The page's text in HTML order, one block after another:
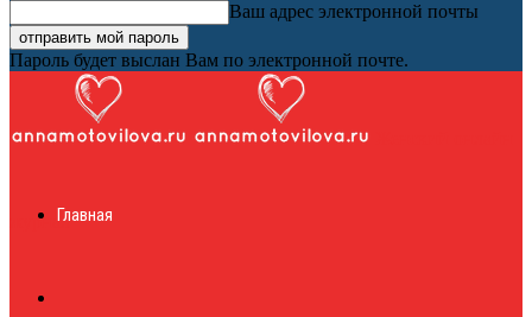
Ваш адрес электронной почты
Пароль будет выслан Вам по электронной почте.
журналГлавная